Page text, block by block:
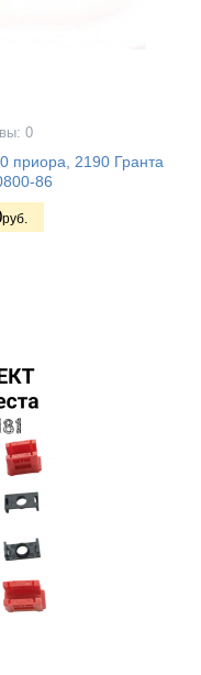
0
приора, 2190 Гранта
86
руб.